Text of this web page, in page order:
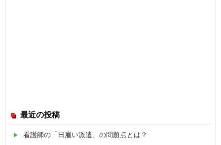
最近の投稿
看護師の「日雇い派遣」の問題点とは？